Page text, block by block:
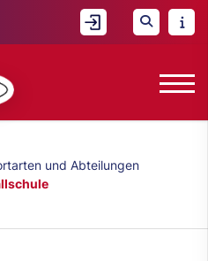
und Abteilungen